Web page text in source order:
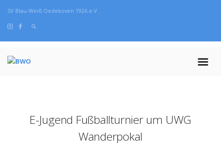
SV Blau-Weiß Oedekoven 1926 e.V.
E-Jugend Fußballturnier um UWG
Wanderpokal